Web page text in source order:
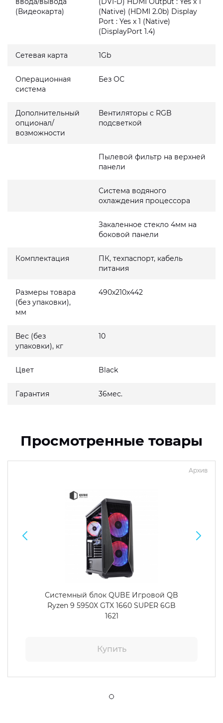
(Видеокарта)
(Native) (HDMI 2.0b) Display
Port : Yes x 1 (Native)
(DisplayPort 1.4)
Сетевая карта 1Gb
Операционная
система
Без ОС
Дополнительный
опционал/
возможности
Вентиляторы с RGB
подсветкой
Пылевой фильтр на верхней
панели
Система водяного
охлаждения процессора
Закаленное стекло 4мм на
боковой панели
Комплектация
ПК, техпаспорт, кабель
питания
Размеры товара
(без упаковки),
мм
490x210x442
Вес (без
упаковки), кг
10
Цвет Black
Гарантия 36мес.
Просмотренные товары
Архив
Системный блок QUBE Игровой QB
Ryzen 9 5950X GTX 1660 SUPER 6GB
1621
Купить